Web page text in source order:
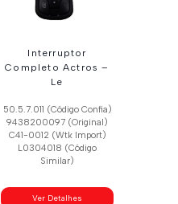
Interruptor
Completo Actros –
Le
50.5.7.011 (Código Confia)
9438200097 (Original)
C41-0012 (Wtk Import)
L0304018 (Código
Similar)
Ver Detalhes